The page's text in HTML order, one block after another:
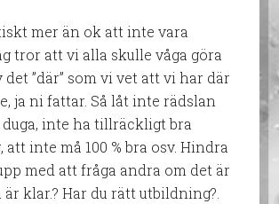
mer än ok att inte vara
tror att vi alla skulle våga göra
”där” som vi vet att vi har där
ja ni fattar. Så låt inte rädslan
inte ha tillräckligt bra
inte må 100 % bra osv. Hindra
med att fråga andra om det är
är klar.? Har du rätt utbildning?.